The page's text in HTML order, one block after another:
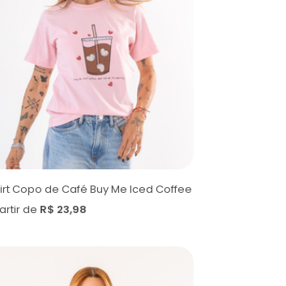
Copo de Café Buy Me Iced Coffee
de R$ 23,98